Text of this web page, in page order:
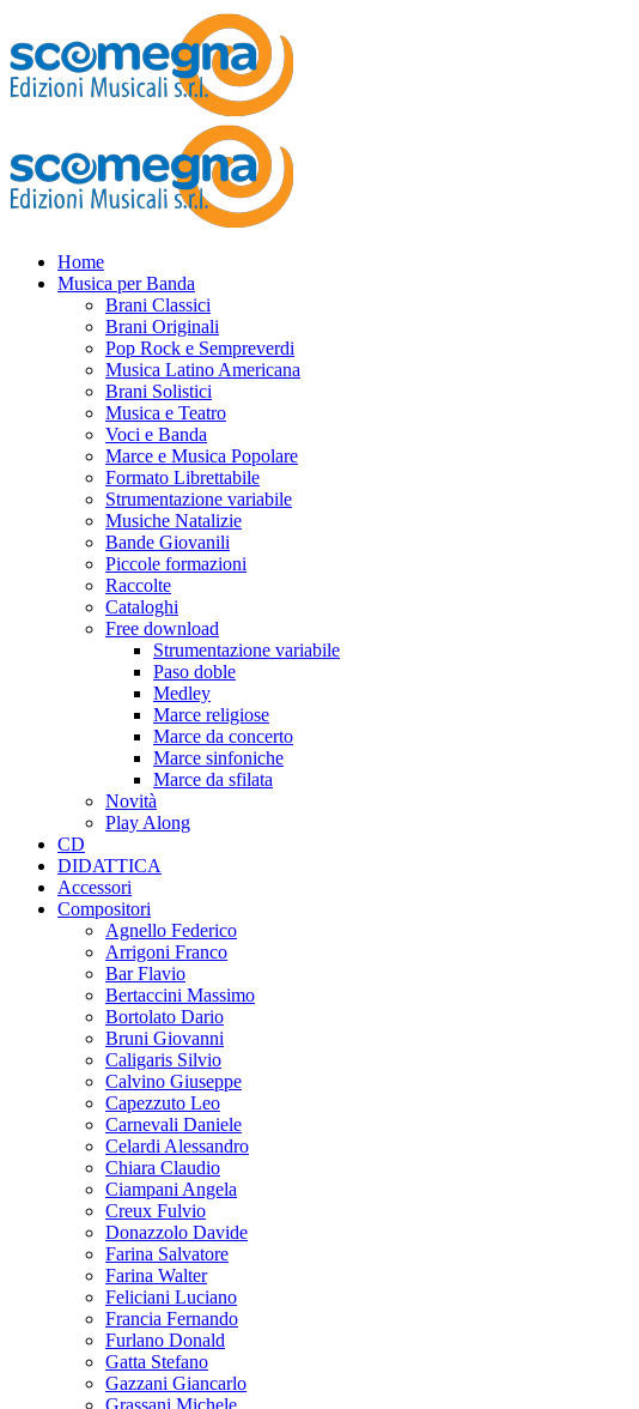
Home
Musica per Banda
Brani Classici
Brani Originali
Pop Rock e Sempreverdi
Musica Latino Americana
Brani Solistici
Musica e Teatro
Voci e Banda
Marce e Musica Popolare
Formato Librettabile
Strumentazione variabile
Musiche Natalizie
Bande Giovanili
Piccole formazioni
Raccolte
Cataloghi
Free download
Strumentazione variabile
Paso doble
Medley
Marce religiose
Marce da concerto
Marce sinfoniche
Marce da sfilata
Novità
Play Along
CD
DIDATTICA
Accessori
Compositori
Agnello Federico
Arrigoni Franco
Bar Flavio
Bertaccini Massimo
Bortolato Dario
Bruni Giovanni
Caligaris Silvio
Calvino Giuseppe
Capezzuto Leo
Carnevali Daniele
Celardi Alessandro
Chiara Claudio
Ciampani Angela
Creux Fulvio
Donazzolo Davide
Farina Salvatore
Farina Walter
Feliciani Luciano
Francia Fernando
Furlano Donald
Gatta Stefano
Gazzani Giancarlo
Grassani Michele